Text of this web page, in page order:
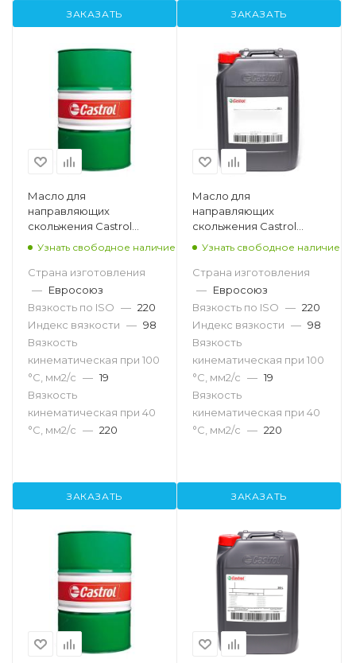
ЗАКАЗАТЬ ЗАКАЗАТЬ
Масло для
направляющих
скольжения Castrol
Magna SW B 220, 208л
Узнать свободное наличие
Страна изготовления
— Евросоюз
Вязкость по ISO — 220
Индекс вязкости — 98
Вязкость
кинематическая при 100
°С, мм2/с — 19
Вязкость
кинематическая при 40
°С, мм2/с — 220
ЗАКАЗАТЬ
Масло для
направляющих
скольжения Castrol
Magna SW B 220, 20л
Узнать свободное наличие
Страна изготовления
— Евросоюз
Вязкость по ISO — 220
Индекс вязкости — 98
Вязкость
кинематическая при 100
°С, мм2/с — 19
Вязкость
кинематическая при 40
°С, мм2/с — 220
ЗАКАЗАТЬ